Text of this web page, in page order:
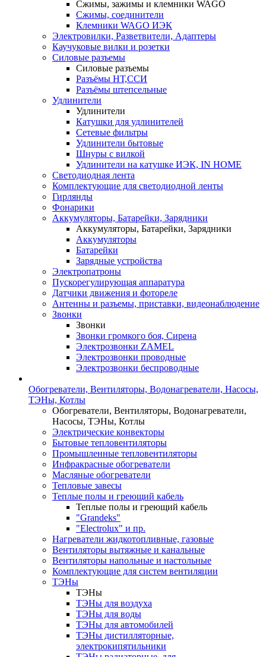
Сжимы, зажимы и клемники WAGO
Сжимы, соединители
Клемники WAGO ИЭК
Электровилки, Разветвители, Адаптеры
Каучуковые вилки и розетки
Силовые разъемы
Силовые разъемы
Разъёмы НТ,ССИ
Разъёмы штепсельные
Удлинители
Удлинители
Катушки для удлинителей
Сетевые фильтры
Удлинители бытовые
Шнуры с вилкой
Удлинители на катушке ИЭК, IN HOME
Светодиодная лента
Комплектующие для светодиодной ленты
Гирлянды
Фонарики
Аккумуляторы, Батарейки, Зарядники
Аккумуляторы, Батарейки, Зарядники
Аккумуляторы
Батарейки
Зарядные устройства
Электропатроны
Пускорегулирующая аппаратура
Датчики движения и фотореле
Антенны и разъемы, приставки, видеонаблюдение
Звонки
Звонки
Звонки громкого боя, Сирена
Электрозвонки ZAMEL
Электрозвонки проводные
Электрозвонки беспроводные
Обогреватели, Вентиляторы, Водонагреватели, Насосы,
ТЭНы, Котлы
Обогреватели, Вентиляторы, Водонагреватели,
Насосы, ТЭНы, Котлы
Электрические конвекторы
Бытовые тепловентиляторы
Промышленные тепловентиляторы
Инфракрасные обогреватели
Масляные обогреватели
Тепловые завесы
Теплые полы и греющий кабель
Теплые полы и греющий кабель
"Grandeks"
"Electrolux" и пр.
Нагреватели жидкотопливные, газовые
Вентиляторы вытяжные и канальные
Вентиляторы напольные и настольные
Комплектующие для систем вентиляции
ТЭНы
ТЭНы
ТЭНы для воздуха
ТЭНы для воды
ТЭНы для автомобилей
ТЭНы дистилляторные,
электрокипятильники